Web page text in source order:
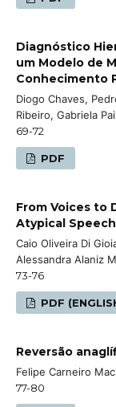
Diagnóstico
um Modelo de
Conhecimento
Diogo Chaves,
Ribeiro, Gabriela
69-72
PDF
From Voices to
Atypical
Caio Oliveira Di
Alessandra Alaniz
73-76
PDF
Reversão
Felipe Carneiro
77-80